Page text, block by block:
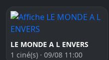
LE MONDE A L ENVERS
1 ciné(s) · 09/08 11:00